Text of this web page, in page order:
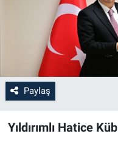
Paylaş
Yıldırımlı Hatice
Eğitim
Ekonomi
Dünya